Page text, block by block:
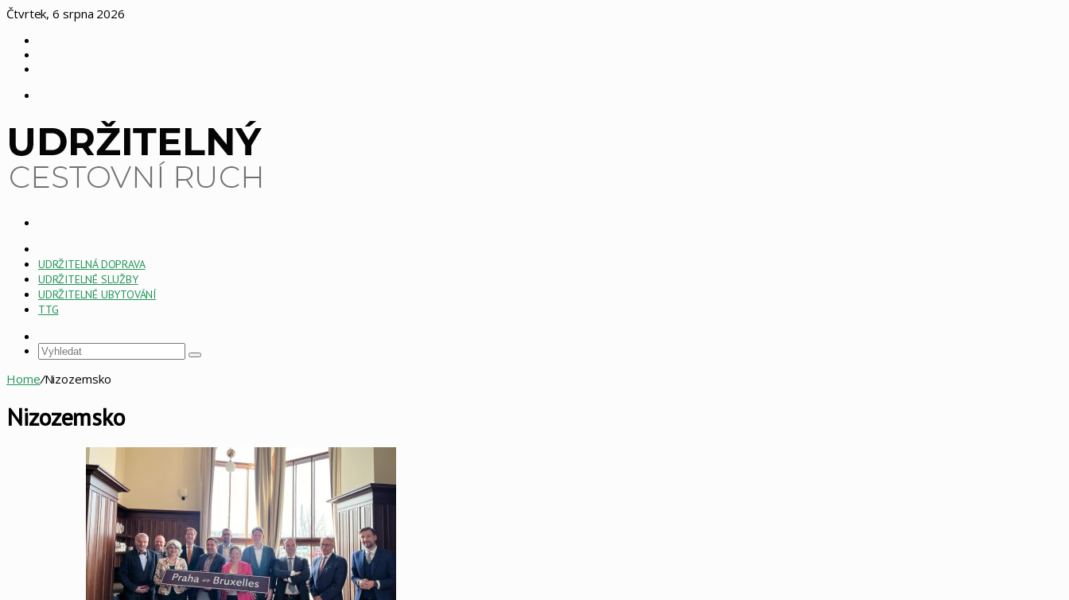
Čtvrtek, 6 srpna 2026
PAGE
ESG
UDRŽITELNÁ DOPRAVA
UDRŽITELNÉ SLUŽBY
UDRŽITELNÉ UBYTOVÁNÍ
TTG
Vyhledat
Home/Nizozemsko
Nizozemsko